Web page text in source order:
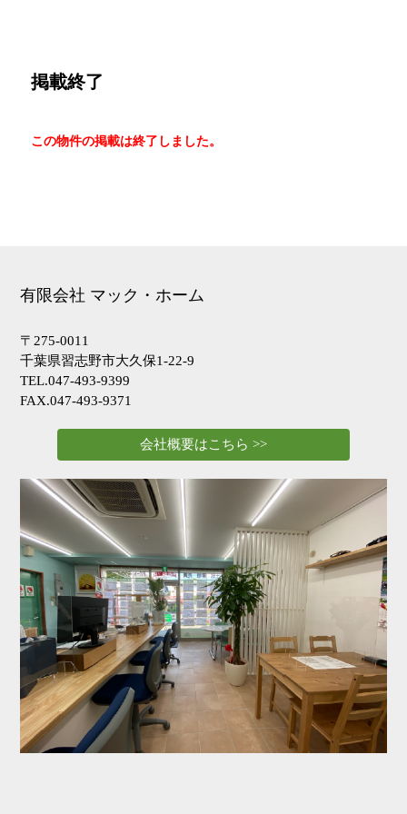
掲載終了
この物件の掲載は終了しました。
有限会社 マック・ホーム
〒275-0011
千葉県習志野市大久保1-22-9
TEL.047-493-9399
FAX.047-493-9371
会社概要はこちら >>